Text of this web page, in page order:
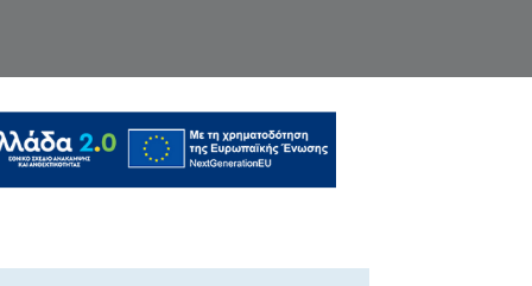
Ελλάδας